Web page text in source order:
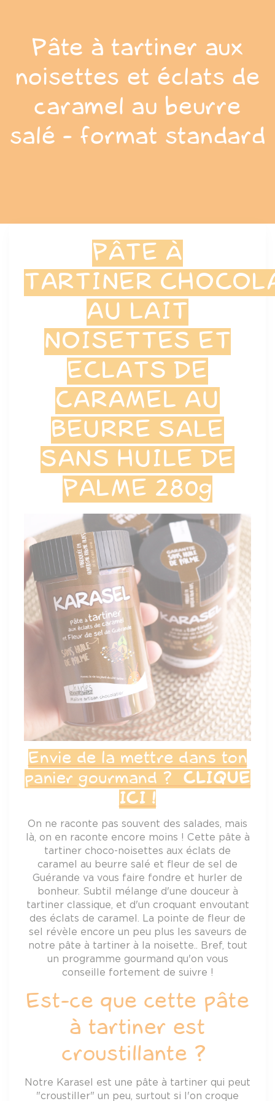
Pâte à tartiner aux
noisettes et éclats de
caramel au beurre
salé - format standard
PÂTE À
TARTINER
AU LAIT
NOISETTES ET
ECLATS DE
CARAMEL AU
BEURRE SALE
SANS HUILE DE
PALME 280g
Envie de la mettre dans ton
panier gourmand ?
CLIQUE
ICI !
On ne raconte pas souvent des salades, mais
là, on en raconte encore moins ! Cette pâte à
tartiner choco-noisettes aux éclats de
caramel au beurre salé et fleur de sel de
Guérande va vous faire fondre et hurler de
bonheur. Subtil mélange d'une douceur à
tartiner classique, et d'un croquant envoutant
des éclats de caramel. La pointe de fleur de
sel révèle encore un peu plus les saveurs de
notre pâte à tartiner à la noisette.. Bref, tout
un programme gourmand qu'on vous
conseille fortement de suivre !
Est-ce que cette pâte
à tartiner est
croustillante ?
Notre Karasel est une pâte à tartiner qui peut
"croustiller" un peu, surtout si l'on croque